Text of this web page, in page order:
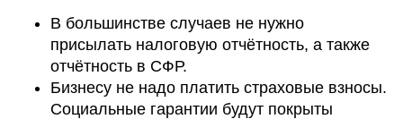
В большинстве случаев не нужно
присылать налоговую отчётность, а также
отчётность в СФР.
Бизнесу не надо платить страховые взносы.
Социальные гарантии будут покрыты